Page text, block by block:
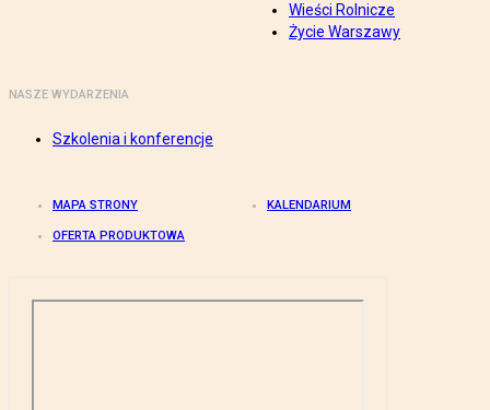
Wieści Rolnicze
Życie Warszawy
NASZE WYDARZENIA
Szkolenia i konferencje
MAPA STRONY KALENDARIUM
OFERTA PRODUKTOWA